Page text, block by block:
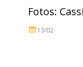
Fotos:
13/02